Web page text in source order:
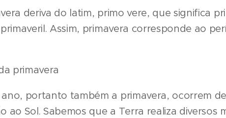
deriva do latim, primo vere, que significa
Assim, primavera corresponde ao
primavera
portanto também a primavera, ocorrem
ao Sol. Sabemos que a Terra realiza diversos